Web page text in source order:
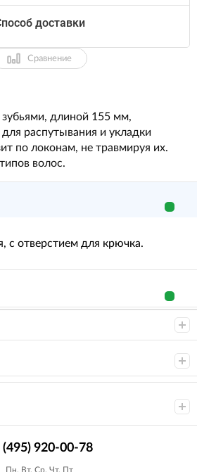
доставки
Сравнение
зубьями, длиной 155 мм,
распутывания и укладки
по локонам, не травмируя их.
волос.
с отверстием для крючка.
(495) 920-00-78
Пн, Вт, Ср, Чт, Пт